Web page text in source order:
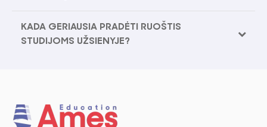
KADA GERIAUSIA PRADĖTI RUOŠTIS
STUDIJOMS UŽSIENYJE?